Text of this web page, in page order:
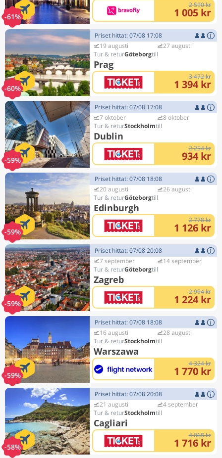
-61%
2 590 kr
1 005 kr
-60%
Priset hittat: 07/08 17:08
19 augusti
Göteborg
Prag
27 augusti
3 472 kr
1 394 kr
-59%
Priset hittat: 07/08 17:08
7 oktober
Stockholm
Dublin
8 oktober
2 254 kr
934 kr
-59%
Priset hittat: 07/08 18:08
20 augusti
Göteborg
Edinburgh
26 augusti
2 778 kr
1 126 kr
-59%
Priset hittat: 07/08 20:08
7 september
Göteborg
Zagreb
14 september
2 994 kr
1 224 kr
-59%
Priset hittat: 07/08 18:08
16 augusti
Stockholm
Warszawa
28 augusti
4 324 kr
1 770 kr
-58%
Priset hittat: 07/08 20:08
21 augusti
Stockholm
Cagliari
4 september
4 068 kr
1 716 kr